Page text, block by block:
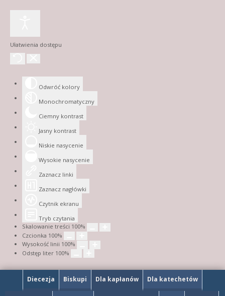
Ułatwienia dostępu
Odwróć kolory
Monochromatyczny
Ciemny kontrast
Jasny kontrast
Niskie nasycenie
Wysokie nasycenie
Zaznacz linki
Zaznacz nagłówki
Czytnik ekranu
Tryb czytania
Skalowanie treści 100%
Czcionka 100%
Wysokość linii 100%
Odstęp liter 100%
Diecezja Biskupi Dla kapłanów Dla katechetów